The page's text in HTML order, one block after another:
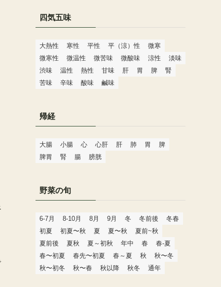
四気五味
大熱性 寒性 平性 平（涼）性
微寒
微寒性
微温性 微苦味 微酸味 涼性
淡味
渋味
温性 熱性 甘味 肝 胃 脾
腎
苦味
辛味 酸味 鹹味
帰経
大腸 小腸 心 心肝 肝 肺 胃
脾
脾胃
腎 腸 膀胱
野菜の旬
6-7月 8-10月 8月 9月 冬 冬前後
冬春
初夏
初夏〜秋 夏 夏〜秋
夏前~秋
夏前後
夏秋 夏～初秋 年中 春
春-夏
春〜初夏
春先〜初夏 春～夏 秋
秋〜冬
秋〜初冬
秋〜春 秋以降 秋冬 通年